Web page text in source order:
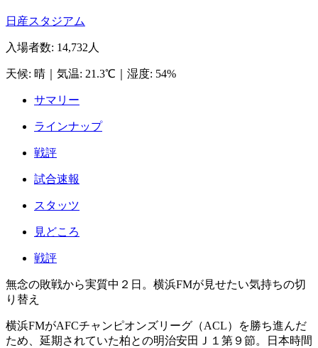
日産スタジアム
入場者数: 14,732人
天候: 晴 気温: 21.3℃ 湿度: 54%
サマリー
ラインナップ
戦評
試合速報
スタッツ
見どころ
戦評
無念の敗戦から実質中２日。横浜FMが見せたい気持ちの切
り替え
横浜FMがAFCチャンピオンズリーグ（ACL）を勝ち進んだ
ため、延期されていた柏との明治安田Ｊ１第９節。日本時間